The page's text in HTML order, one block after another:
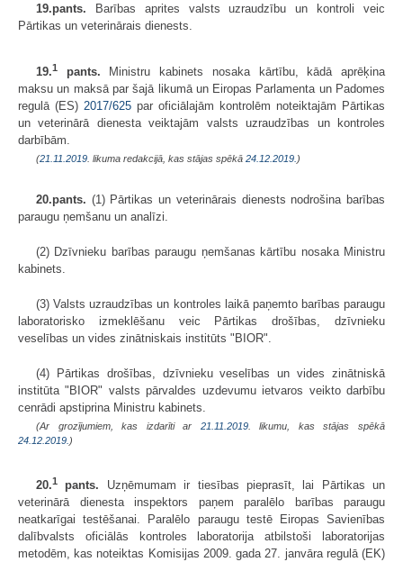
19.pants. Barības aprites valsts uzraudzību un kontroli veic
Pārtikas un veterinārais dienests.
19.1 pants. Ministru kabinets nosaka kārtību, kādā aprēķina
maksu un maksā par šajā likumā un Eiropas Parlamenta un Padomes
regulā (ES) 2017/625 par oficiālajām kontrolēm noteiktajām Pārtikas
un veterinārā dienesta veiktajām valsts uzraudzības un kontroles
darbībām.
(21.11.2019 . likuma redakcijā, kas stājas spēkā 24.12.2019. )
20.pants. (1) Pārtikas un veterinārais dienests nodrošina barības
paraugu ņemšanu un analīzi.
(2) Dzīvnieku barības paraugu ņemšanas kārtību nosaka Ministru
kabinets.
(3) Valsts uzraudzības un kontroles laikā paņemto barības paraugu
laboratorisko izmeklēšanu veic Pārtikas drošības, dzīvnieku
veselības un vides zinātniskais institūts "BIOR".
(4) Pārtikas drošības, dzīvnieku veselības un vides zinātniskā
institūta "BIOR" valsts pārvaldes uzdevumu ietvaros veikto darbību
cenrādi apstiprina Ministru kabinets.
(Ar grozījumiem, kas izdarīti ar 21.11.2019. likumu, kas stājas spēkā
24.12.2019. )
20.1 pants. Uzņēmumam ir tiesības pieprasīt, lai Pārtikas un
veterinārā dienesta inspektors paņem paralēlo barības paraugu
neatkarīgai testēšanai. Paralēlo paraugu testē Eiropas Savienības
dalībvalsts oficiālās kontroles laboratorija atbilstoši laboratorijas
metodēm, kas noteiktas Komisijas 2009. gada 27. janvāra regulā (EK)